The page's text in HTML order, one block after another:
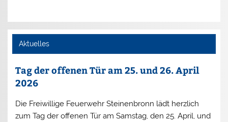
Aktuelles
Tag der offenen Tür am 25. und 26. April
2026
Die Freiwillige Feuerwehr Steinenbronn lädt herzlich
zum Tag der offenen Tür am Samstag, den 25. April, und